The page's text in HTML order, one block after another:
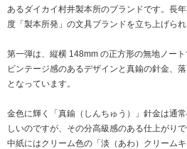
あるダイカイ村井製本所のブランドです。長
度「製本所発」の文具ブランドを立ち上げられ
第一弾は、縦横 148mm の正方形の無地ノート
ビンテージ感のあるデザインと真鍮の針金、
となっています。
金色に輝く「真鍮（しんちゅう）」針金は通
しいのですが、その分高級感のある仕上がりで
中紙にはクリーム色の「淡（あわ）クリームキ